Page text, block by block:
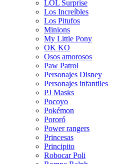
LOL Surprise
Los Increíbles
Los Pitufos
Minions
My Little Pony
OK KO
Osos amorosos
Paw Patrol
Personajes Disney
Personajes infantiles
PJ Masks
Pocoyo
Pokémon
Pororó
Power rangers
Princesas
Principito
Robocar Poli